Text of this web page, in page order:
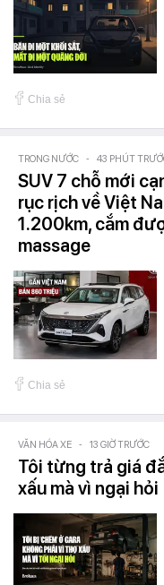
Chia sẻ
TRONG NƯỚC - 43 PHÚT
SUV 7 chỗ mới
rục rịch về Việt
1.200km, cắm
massage
Chia sẻ
VĂN HÓA XE - 13 GIỜ TRƯỚC
Tôi từng trả giá
xấu mà vì ngại hỏi